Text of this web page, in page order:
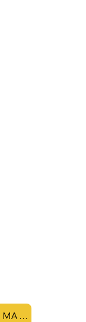
RÉSERVEZ MAINTENANT